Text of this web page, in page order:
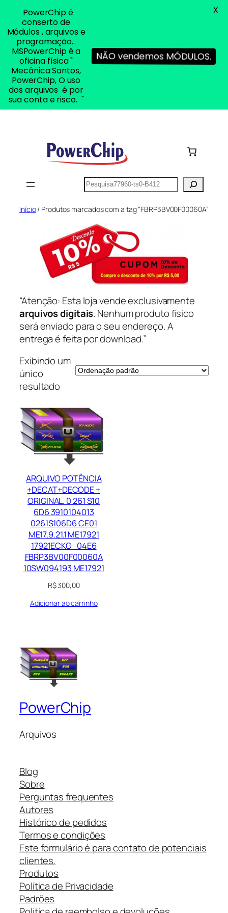
Pesquisar
Início/ Produtos marcados com a tag “FBRP3BV00F00060A”
“Atenção: Esta loja vende exclusivamente
arquivos digitais. Nenhum produto físico
será enviado para o seu endereço. A
entrega é feita por download.”
Exibindo um
único
resultado
ARQUIVO POTÊNCIA
+DECAT+DECODE +
ORIGINAL. 0 261 S10
6D6 3910104013
0261S106D6 CE01
ME17.9.21.1 ME17921
17921ECKG_04E6
FBRP3BV00F00060A
10SW094193 ME17921
R$300,00
Adicionar ao carrinho
PowerChip
Arquivos
Blog
Sobre
Perguntas frequentes
Autores
Histórico de pedidos
Termos e condições
Este formulário é para contato de potenciais
clientes.
Produtos
Política de Privacidade
Padrões
PowerChip é
conserto de
Módulos , arquivos e
programação...
MSPowerChip é a
oficina física "
Mecânica Santos,
PowerChip, O uso
dos arquivos é por
sua conta e risco. "
NÃO vendemos MÓDULOS.
X